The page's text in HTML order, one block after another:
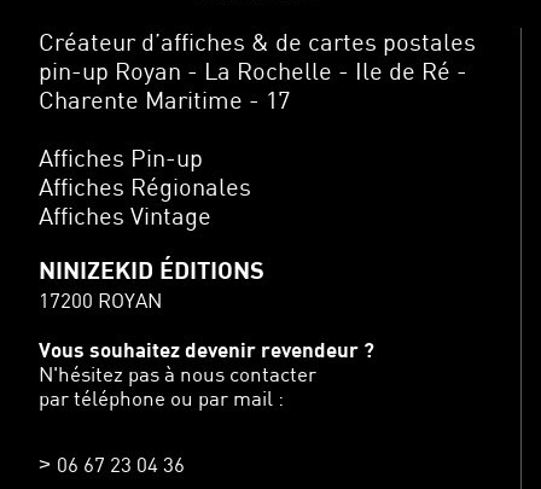
Créateur d’affiches & de cartes postales
pin-up Royan - La Rochelle - Ile de Ré -
Charente Maritime - 17
Affiches Pin-up
Affiches Régionales
Affiches Vintage
NINIZEKID ÉDITIONS
17200 ROYAN
Vous souhaitez devenir revendeur ?
N'hésitez pas à nous contacter
par téléphone ou par mail :
06 67 23 04 36